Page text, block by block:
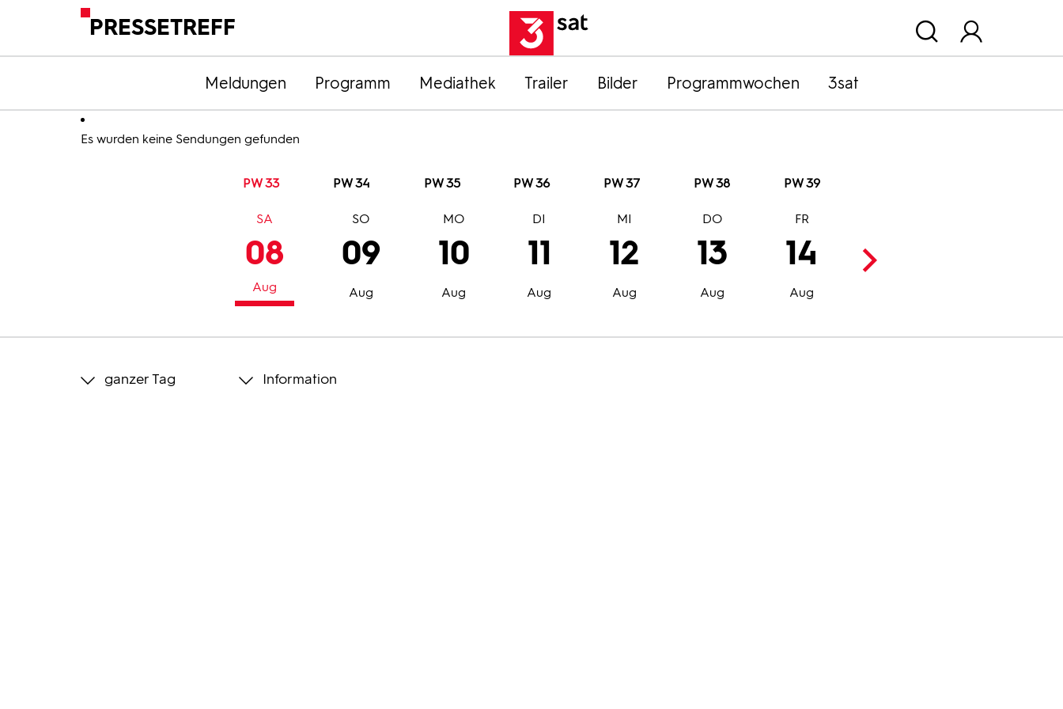
PRESSETREFF
Meldungen Programm Mediathek Trailer Bilder Programmwochen 3sat
Es wurden keine Sendungen gefunden
PW 33 PW 34 PW 35 PW 36 PW 37 PW 38 PW 39
08
Aug
SA
09
Aug
SO
10
Aug
MO
11
Aug
DI
12
Aug
MI
13
Aug
DO
14
Aug
FR
15
ganzer Tag Information